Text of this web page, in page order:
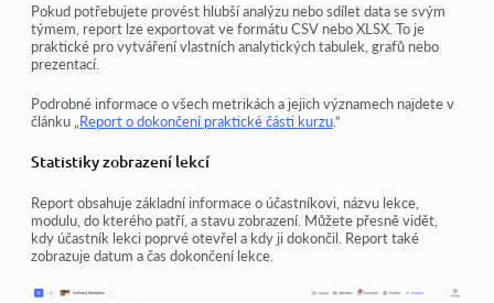
Pokud potřebujete provést hlubší analýzu nebo sdílet data se svým
týmem, report lze exportovat ve formátu CSV nebo XLSX. To je
praktické pro vytváření vlastních analytických tabulek, grafů nebo
prezentací.
Podrobné informace o všech metrikách a jejich významech najdete v
článku „Report o dokončení praktické části kurzu.“
Statistiky zobrazení lekcí
Report obsahuje základní informace o účastníkovi, názvu lekce,
modulu, do kterého patří, a stavu zobrazení. Můžete přesně vidět,
kdy účastník lekci poprvé otevřel a kdy ji dokončil. Report také
zobrazuje datum a čas dokončení lekce.